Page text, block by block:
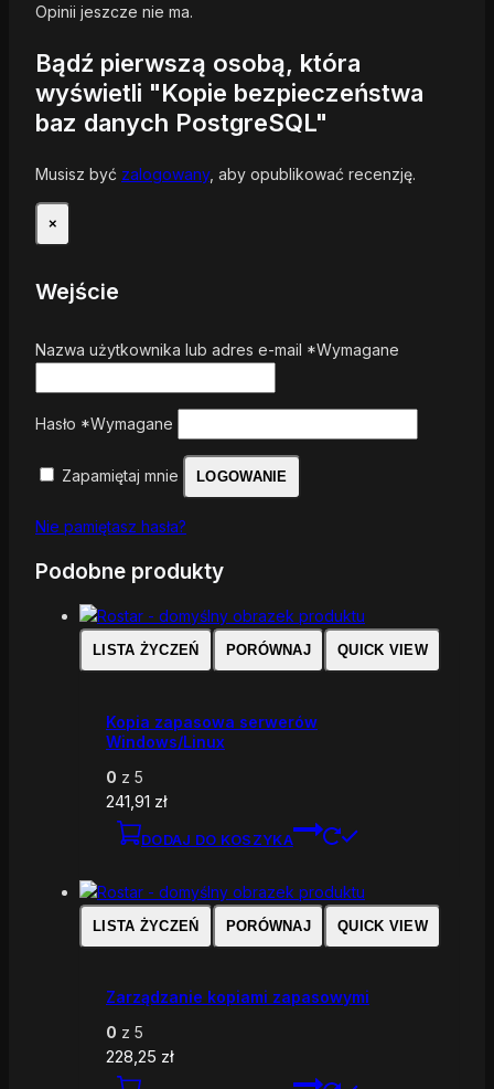
Opinii jeszcze nie ma.
Bądź pierwszą osobą, która
wyświetli "Kopie bezpieczeństwa
baz danych PostgreSQL"
Musisz być zalogowany, aby opublikować recenzję.
×
Wejście
Nazwa użytkownika lub adres e-mail *Wymagane
Hasło *Wymagane
Zapamiętaj mnie LOGOWANIE
Nie pamiętasz hasła?
Podobne produkty
LISTA ŻYCZEŃ PORÓWNAJ QUICK VIEW
Kopia zapasowa serwerów
Windows/Linux
0 z 5
241,91 zł
DODAJ DO KOSZYKA
LISTA ŻYCZEŃ PORÓWNAJ QUICK VIEW
Zarządzanie kopiami zapasowymi
0 z 5
228,25 zł